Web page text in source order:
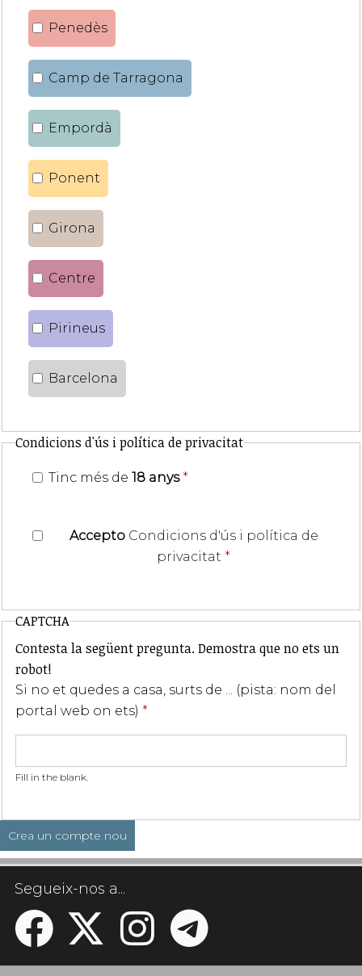
Penedès
Camp de Tarragona
Empordà
Ponent
Girona
Centre
Pirineus
Barcelona
Condicions d'ús i política de privacitat
Tinc més de 18 anys *
Accepto Condicions d'ús i política de
privacitat *
CAPTCHA
Contesta la següent pregunta. Demostra que no ets un
robot!
Si no et quedes a casa, surts de ... (pista: nom del
portal web on ets) *
Fill in the blank.
Segueix-nos a...